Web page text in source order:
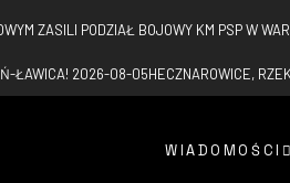
ZASILI PODZIAŁ BOJOWY KM PSP W
ŁAWICA! 2026-08-05HECZNAROWICE,
WIADOMOŚCI